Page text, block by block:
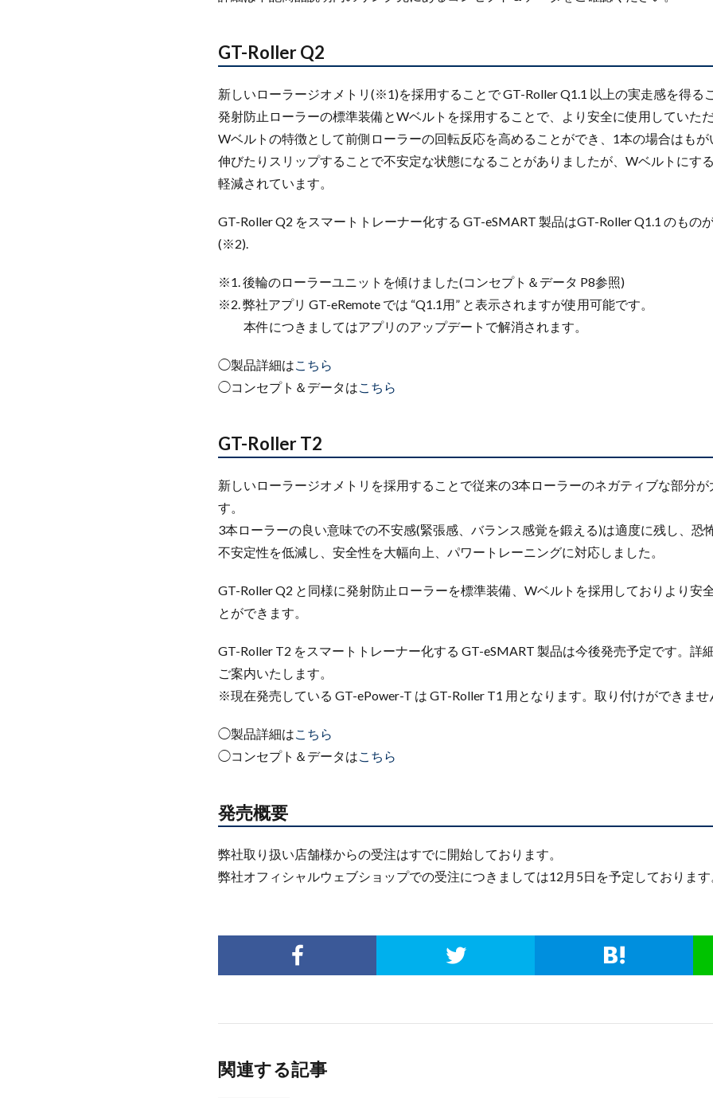
GT-Roller Q2
新しいローラージオメトリ(※1)を採用することで GT-Roller Q1.1 以上の実走感を得る
発射防止ローラーの標準装備とWベルトを採用することで、より安全に使用していた
Wベルトの特徴として前側ローラーの回転反応を高めることができ、1本の場合はも
伸びたりスリップすることで不安定な状態になることがありましたが、Wベルトにす
軽減されています。
GT-Roller Q2 をスマートトレーナー化する GT-eSMART 製品はGT-Roller Q1.1 のもの
(※2).
※1. 後輪のローラーユニットを傾けました(コンセプト＆データ P8参照)
※2. 弊社アプリ GT-eRemote では “Q1.1用” と表示されますが使用可能です。
本件につきましてはアプリのアップデートで解消されます。
◯製品詳細はこちら
◯コンセプト＆データはこちら
GT-Roller T2
新しいローラージオメトリを採用することで従来の3本ローラーのネガティブな部分
す。
3本ローラーの良い意味での不安感(緊張感、バランス感覚を鍛える)は適度に残し、恐
不安定性を低減し、安全性を大幅向上、パワートレーニングに対応しました。
GT-Roller Q2 と同様に発射防止ローラーを標準装備、Wベルトを採用しておりより安
とができます。
GT-Roller T2 をスマートトレーナー化する GT-eSMART 製品は今後発売予定です。詳
ご案内いたします。
※現在発売している GT-ePower-T は GT-Roller T1 用となります。取り付けができま
◯製品詳細はこちら
◯コンセプト＆データはこちら
発売概要
弊社取り扱い店舗様からの受注はすでに開始しております。
弊社オフィシャルウェブショップでの受注につきましては12月5日を予定しておりま
関連する記事